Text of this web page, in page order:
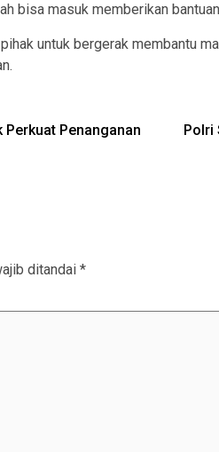
bisa masuk memberikan
untuk bergerak membantu
Penanganan
Polri
ditandai *